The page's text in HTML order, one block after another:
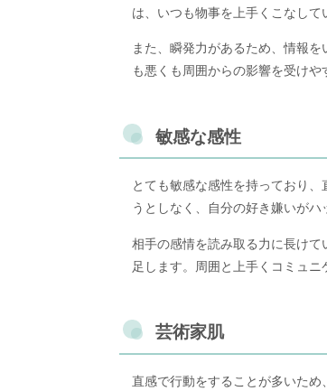
は、いつも物事を上手くこなして
また、瞬発力があるため、情報
も悪くも周囲からの影響を受けや
敏感な感性
とても敏感な感性を持っており
うとしなく、自分の好き嫌いがハ
相手の感情を読み取る力に長け
足します。周囲と上手くコミュ
芸術家肌
直感で行動をすることが多いた